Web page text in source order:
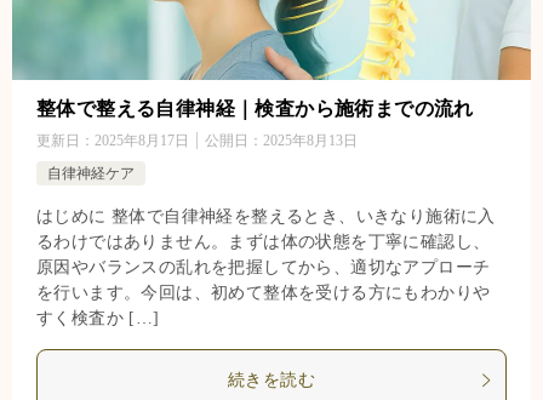
整体で整える自律神経｜検査から施術までの流れ
更新日： 2025年8月17日 公開日： 2025年8月13日
自律神経ケア
はじめに 整体で自律神経を整えるとき、いきなり施術に入
るわけではありません。まずは体の状態を丁寧に確認し、
原因やバランスの乱れを把握してから、適切なアプローチ
を行います。今回は、初めて整体を受ける方にもわかりや
すく検査か […]
続きを読む